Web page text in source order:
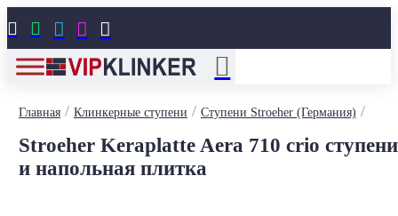
    
Главная/ Клинкерные ступени / Ступени Stroeher (Германия) /
Stroeher Keraplatte Aera 710 crio ступени
и напольная плитка